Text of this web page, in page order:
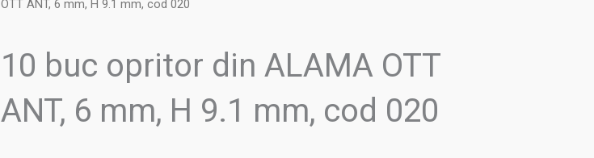
OTT ANT, 6 mm, H 9.1 mm, cod 020
10 buc opritor din ALAMA OTT
ANT, 6 mm, H 9.1 mm, cod 020